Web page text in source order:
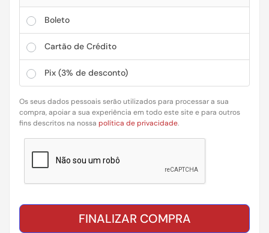
Boleto
Cartão de Crédito
Pix (3% de desconto)
Os seus dados pessoais serão utilizados para processar a sua
compra, apoiar a sua experiência em todo este site e para outros
fins descritos na nossa política de privacidade.
FINALIZAR COMPRA